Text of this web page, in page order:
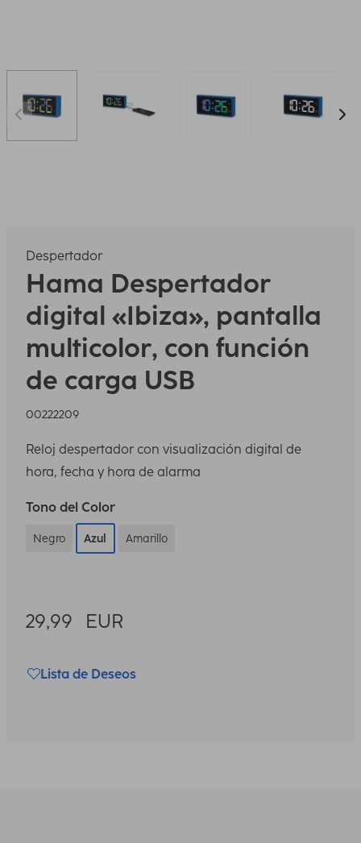
Despertador
Hama Despertador
digital «Ibiza», pantalla
multicolor, con función
de carga USB
00222209
Reloj despertador con visualización digital de
hora, fecha y hora de alarma
Tono del Color
Negro Azul Amarillo
29,99 EUR
Lista de Deseos